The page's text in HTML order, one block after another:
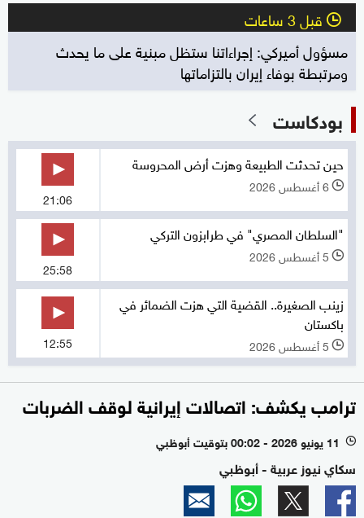
l قبل 3 ساعات
مسؤول أميركي: إجراءاتنا ستظل مبنية على ما يحدث
ومرتبطة بوفاء إيران بالتزاماتها
بودكاست
حين تحدثت الطبيعة وهزت أرض المحروسة
l 6 أغسطس 2026
21:06
"السلطان المصري" في طرابزون التركي
l 5 أغسطس 2026
25:58
زينب الصغيرة.. القضية التي هزت الضمائر في
باكستان
l 5 أغسطس 2026 12:55
ترامب يكشف: اتصالات إيرانية لوقف الضربات
l 11 يونيو 2026 - 00:02 بتوقيت أبوظبي
سكاي نيوز عربية - أبوظبي